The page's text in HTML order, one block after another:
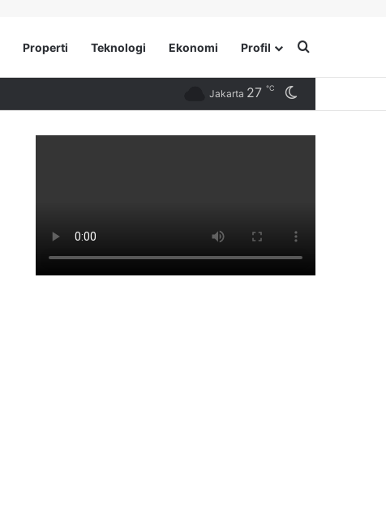
Properti Teknologi Ekonomi Profil Search for
Jakarta 27 ℃